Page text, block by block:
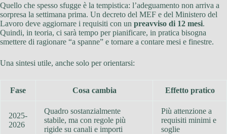
Quello che spesso sfugge è la tempistica: l’adeguamento non arriva a
sorpresa la settimana prima. Un decreto del MEF e del Ministero del
Lavoro deve aggiornare i requisiti con un preavviso di 12 mesi.
Quindi, in teoria, ci sarà tempo per pianificare, in pratica bisogna
smettere di ragionare “a spanne” e tornare a contare mesi e finestre.
Una sintesi utile, anche solo per orientarsi:
Fase Cosa cambia Effetto pratico
2025-
2026
Quadro sostanzialmente
stabile, ma con regole più
rigide su canali e importi
Più attenzione a
requisiti minimi e
soglie